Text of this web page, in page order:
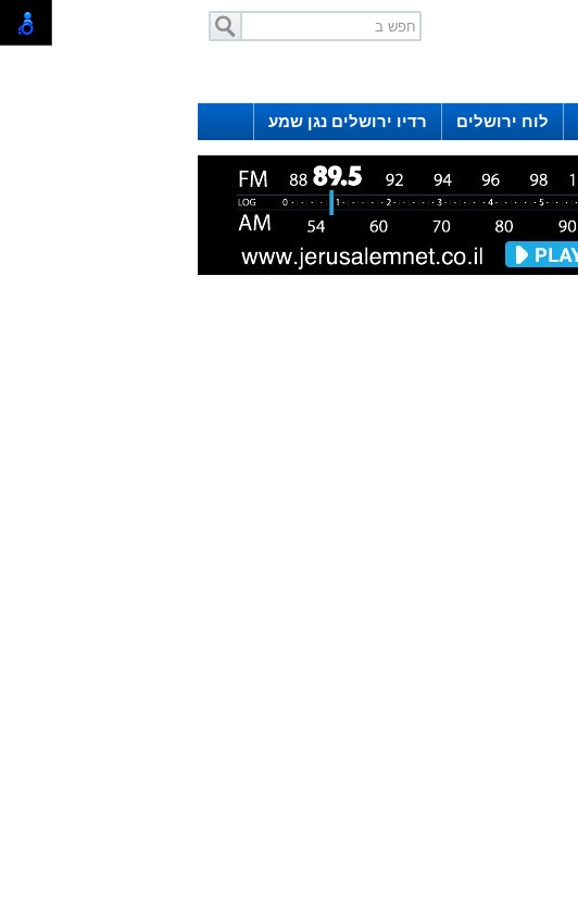
לוח ירושלים
רדיו ירושלים נגן שמע